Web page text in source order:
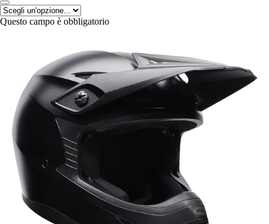
Questo campo è obbligatorio